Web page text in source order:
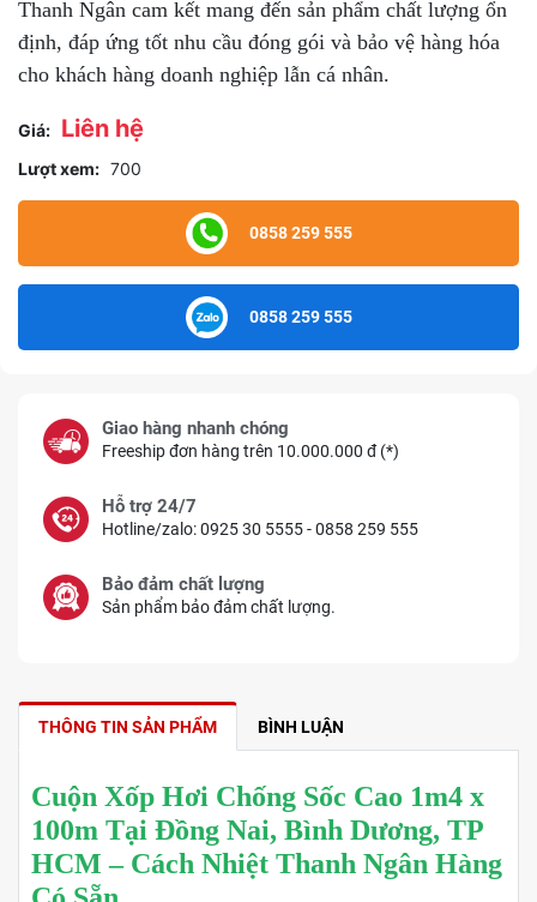
Thanh Ngân cam kết mang đến sản phẩm chất lượng ổn
định, đáp ứng tốt nhu cầu đóng gói và bảo vệ hàng hóa
cho khách hàng doanh nghiệp lẫn cá nhân.
Giá: Liên hệ
Lượt xem: 700
0858 259 555
0858 259 555
Giao hàng nhanh chóng
Freeship đơn hàng trên 10.000.000 đ (*)
Hỗ trợ 24/7
Hotline/zalo: 0925 30 5555 - 0858 259 555
Bảo đảm chất lượng
Sản phẩm bảo đảm chất lượng.
THÔNG TIN SẢN PHẨM BÌNH LUẬN
Cuộn Xốp Hơi Chống Sốc Cao 1m4 x
100m Tại Đồng Nai, Bình Dương, TP
HCM – Cách Nhiệt Thanh Ngân Hàng